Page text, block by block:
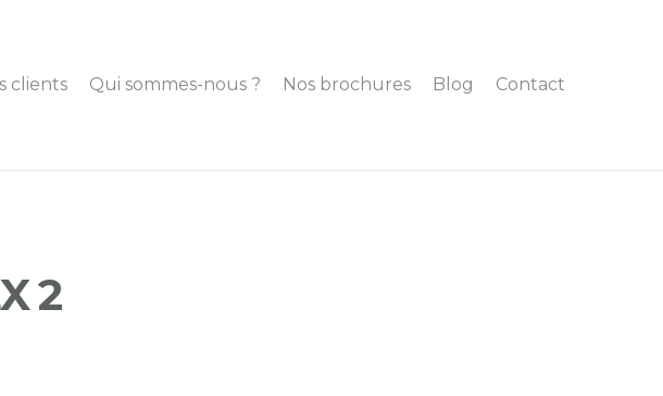
clients Qui sommes-nous ? Nos brochures Blog Contact
2